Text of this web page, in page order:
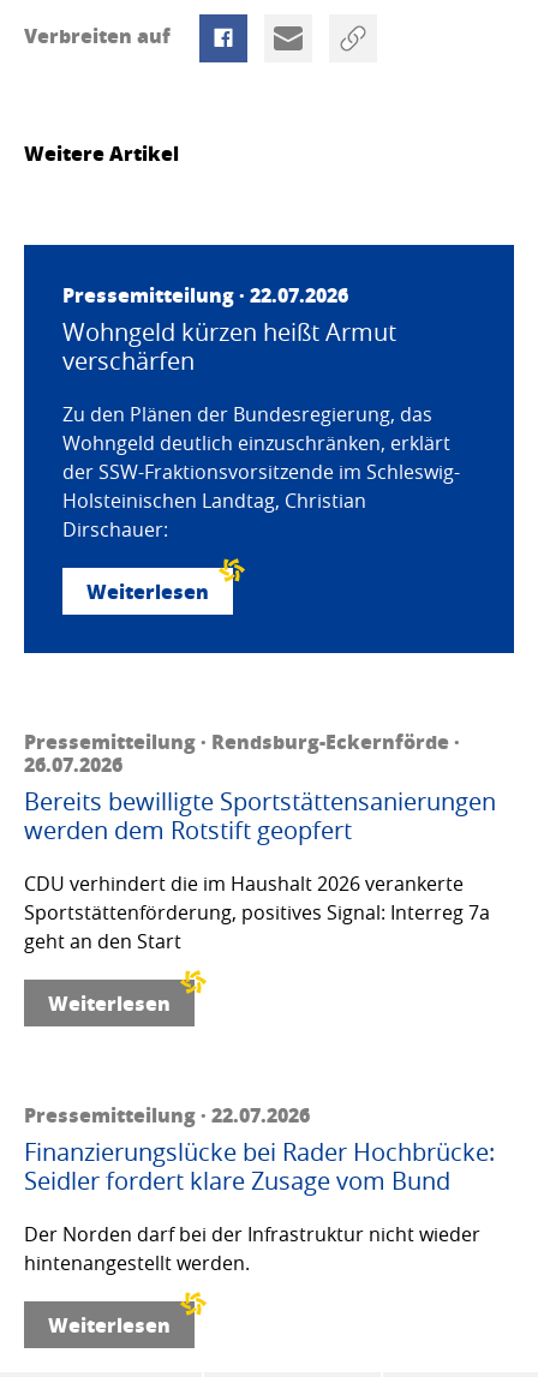
Verbreiten auf
Weitere Artikel
Pressemitteilung · 22.07.2026
Wohngeld kürzen heißt Armut
verschärfen
Zu den Plänen der Bundesregierung, das
Wohngeld deutlich einzuschränken, erklärt
der SSW-Fraktionsvorsitzende im Schleswig-
Holsteinischen Landtag, Christian
Dirschauer:
Weiterlesen
Pressemitteilung · Rendsburg-Eckernförde ·
26.07.2026
Bereits bewilligte Sportstättensanierungen
werden dem Rotstift geopfert
CDU verhindert die im Haushalt 2026 verankerte
Sportstättenförderung, positives Signal: Interreg 7a
geht an den Start
Weiterlesen
Pressemitteilung · 22.07.2026
Finanzierungslücke bei Rader Hochbrücke:
Seidler fordert klare Zusage vom Bund
Der Norden darf bei der Infrastruktur nicht wieder
hintenangestellt werden.
Weiterlesen